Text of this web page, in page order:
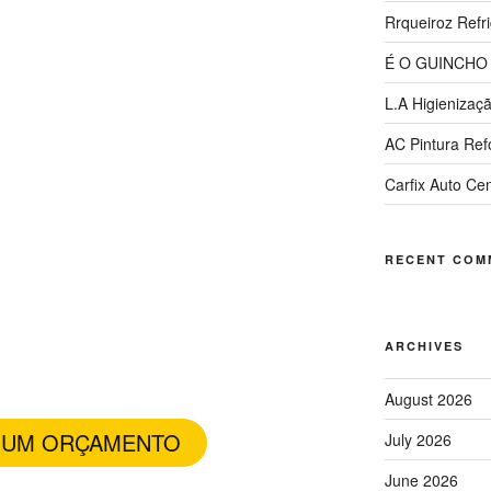
ORÇAMENTO
Rrqueiroz
É O GUINCHO
L.A
AC Pintura
Carfix Auto
RECENT
ARCHIVES
August 2026
July 2026
June 2026